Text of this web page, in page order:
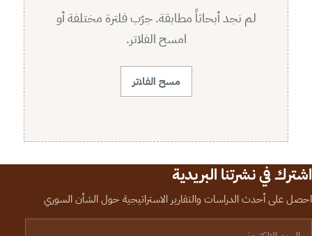
لم نجد أبحاثاً مطابقة. جرّب فلترة مختلفة أو
امسح الفلاتر.
مسح الفلاتر
اشترك في نشرتنا البريدية
احصل على أحدث الدراسات والتقارير الاستراتيجية حول الشأن السوري